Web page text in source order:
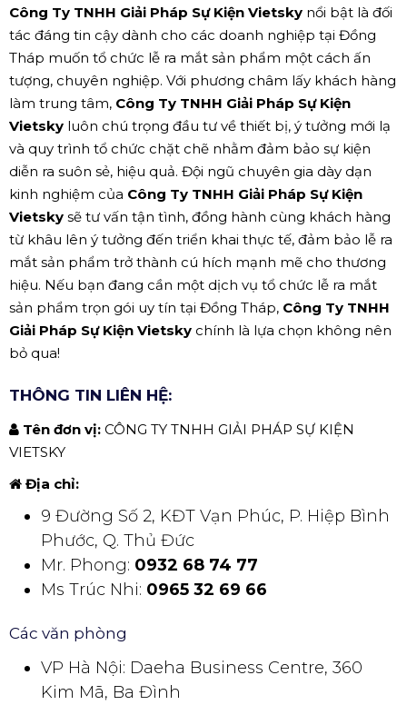
Công Ty TNHH Giải Pháp Sự Kiện Vietsky nổi bật là đối
tác đáng tin cậy dành cho các doanh nghiệp tại Đồng
Tháp muốn tổ chức lễ ra mắt sản phẩm một cách ấn
tượng, chuyên nghiệp. Với phương châm lấy khách hàng
làm trung tâm, Công Ty TNHH Giải Pháp Sự Kiện
Vietsky luôn chú trọng đầu tư về thiết bị, ý tưởng mới lạ
và quy trình tổ chức chặt chẽ nhằm đảm bảo sự kiện
diễn ra suôn sẻ, hiệu quả. Đội ngũ chuyên gia dày dạn
kinh nghiệm của Công Ty TNHH Giải Pháp Sự Kiện
Vietsky sẽ tư vấn tận tình, đồng hành cùng khách hàng
từ khâu lên ý tưởng đến triển khai thực tế, đảm bảo lễ ra
mắt sản phẩm trở thành cú hích mạnh mẽ cho thương
hiệu. Nếu bạn đang cần một dịch vụ tổ chức lễ ra mắt
sản phẩm trọn gói uy tín tại Đồng Tháp, Công Ty TNHH
Giải Pháp Sự Kiện Vietsky chính là lựa chọn không nên
bỏ qua!
THÔNG TIN LIÊN HỆ:
Tên đơn vị: CÔNG TY TNHH GIẢI PHÁP SỰ KIỆN
VIETSKY
Địa chỉ:
9 Đường Số 2, KĐT Vạn Phúc, P. Hiệp Bình
Phước, Q. Thủ Đức
Mr. Phong: 0932 68 74 77
Ms Trúc Nhi: 0965 32 69 66
Các văn phòng
VP Hà Nội: Daeha Business Centre, 360
Kim Mã, Ba Đình